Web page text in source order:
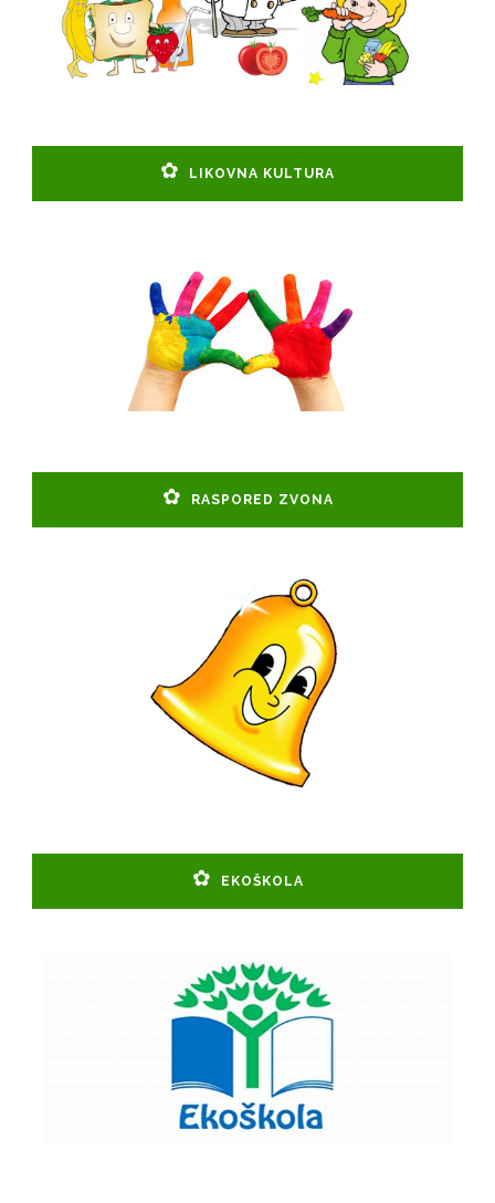
LIKOVNA KULTURA
RASPORED ZVONA
EKOŠKOLA